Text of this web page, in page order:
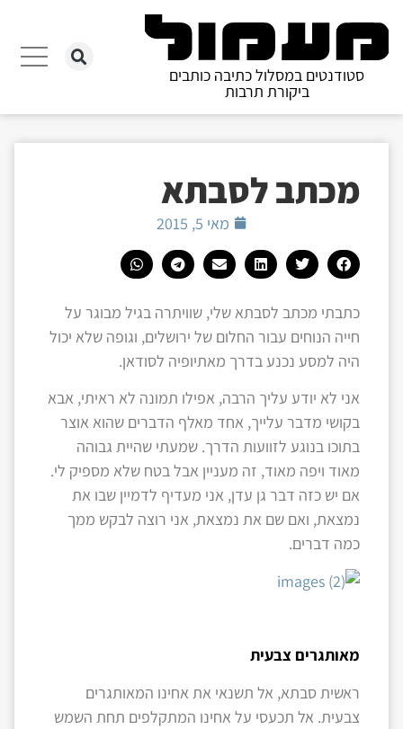
סטודנטים במסלול כתיבה כותבים
ביקורת תרבות
מכתב לסבתא
מאי 5, 2015
כתבתי מכתב לסבתא שלי, שוויתרה בגיל מבוגר על
חייה הנוחים עבור החלום של ירושלים, וגופה שלא יכול
היה למסע נכנע בדרך מאתיופיה לסודאן.
אני לא יודע עליך הרבה, אפילו תמונה לא ראיתי, אבא
בקושי מדבר עלייך, אחד מאלף הדברים שהוא אוצר
בתוכו בנוגע לזוועות הדרך. שמעתי שהיית גבוהה
מאוד ויפה מאוד, זה מעניין אבל בטח שלא מספיק לי.
אם יש כזה דבר גן עדן, אני מעדיף לדמיין שבו את
נמצאת, ואם שם את נמצאת, אני רוצה לבקש ממך
כמה דברים.
מאותגרים צבעית
ראשית סבתא, אל תשנאי את אחינו המאותגרים
צבעית. אל תכעסי על אחינו המתקלפים תחת השמש